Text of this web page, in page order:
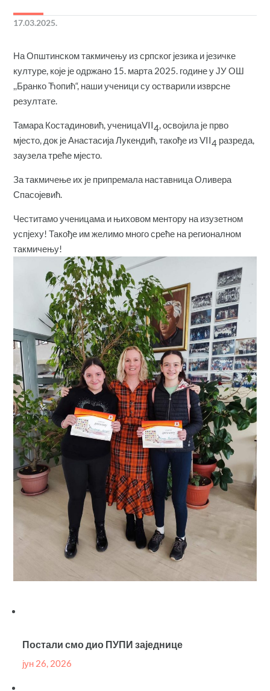
17.03.2025.
На Општинском такмичењу из српског језика и језичке
културе, које је одржано 15. марта 2025. године у ЈУ ОШ
,,Бранко Ћопић“, наши ученици су остварили изврсне
резултате.
Тамара Костадиновић, ученицаVII4, освојила је прво
мјесто, док је Анастасија Лукендић, такође из VII4 разреда,
заузела треће мјесто.
За такмичење их је припремала наставница Оливера
Спасојевић.
Честитамо ученицама и њиховом ментору на изузетном
успјеху! Такође им желимо много среће на регионалном
такмичењу!
Постали смо дио ПУПИ заједнице
јун 26, 2026